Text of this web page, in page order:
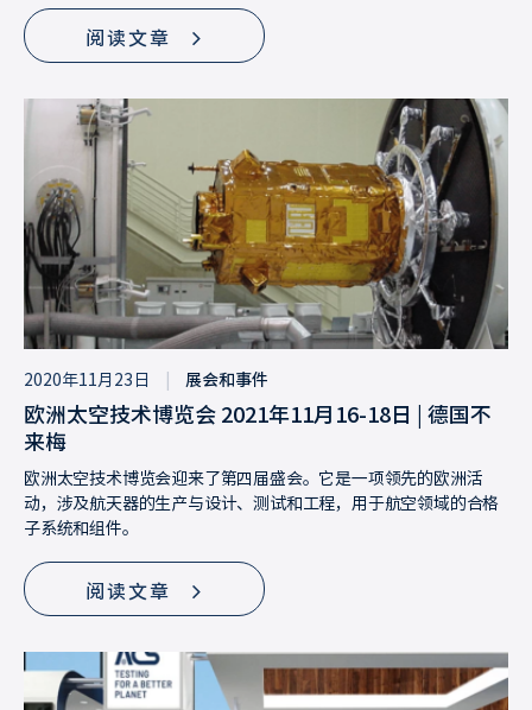
阅读文章
2020年11月23日 展会和事件
欧洲太空技术博览会 2021年11月16-18日 | 德国不
来梅
欧洲太空技术博览会迎来了第四届盛会。它是一项领先的欧洲活
动，涉及航天器的生产与设计、测试和工程，用于航空领域的合格
子系统和组件。
阅读文章